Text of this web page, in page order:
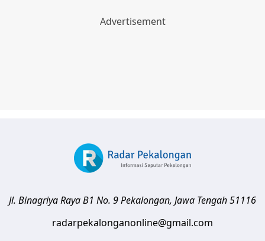
Jl. Binagriya Raya B1 No. 9Pekalongan, Jawa Tengah51116
radarpekalonganonline@gmail.com